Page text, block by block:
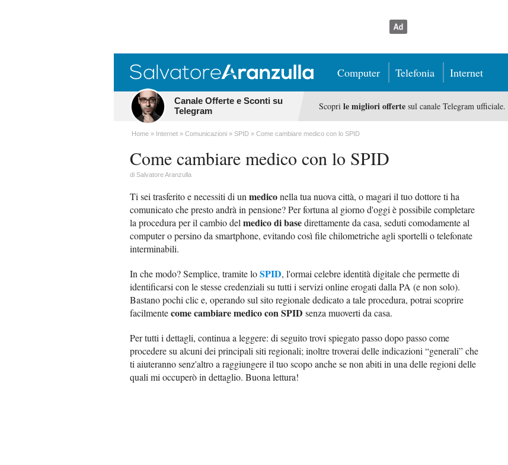
Computer Telefonia Internet
Canale Offerte e Sconti su
Telegram
Scopri le migliori offertesul canale Telegram ufficiale.
Home Internet Comunicazioni SPID Come cambiare medico con lo SPID
Come cambiare medico con lo SPID
di Salvatore Aranzulla
Ti sei trasferito e necessiti di un mediconella tua nuova città, o magari il tuo dottore ti ha
comunicato che presto andrà in pensione? Per fortuna al giorno d'oggi è possibile completare
la procedura per il cambio del medico di basedirettamente da casa, seduti comodamente al
computer o persino da smartphone, evitando così file chilometriche agli sportelli o telefonate
interminabili.
In che modo? Semplice, tramite loSPID, l'ormai celebre identità digitale che permette di
identificarsi con le stesse credenziali su tutti i servizi online erogati dalla PA (e non solo).
Bastano pochi clic e, operando sul sito regionale dedicato a tale procedura, potrai scoprire
facilmentecome cambiare medico con SPID senza muoverti da casa.
Per tutti i dettagli, continua a leggere: di seguito trovi spiegato passo dopo passo come
procedere su alcuni dei principali siti regionali; inoltre troverai delle indicazioni “generali” che
ti aiuteranno senz'altro a raggiungere il tuo scopo anche se non abiti in una delle regioni delle
quali mi occuperò in dettaglio. Buona lettura!